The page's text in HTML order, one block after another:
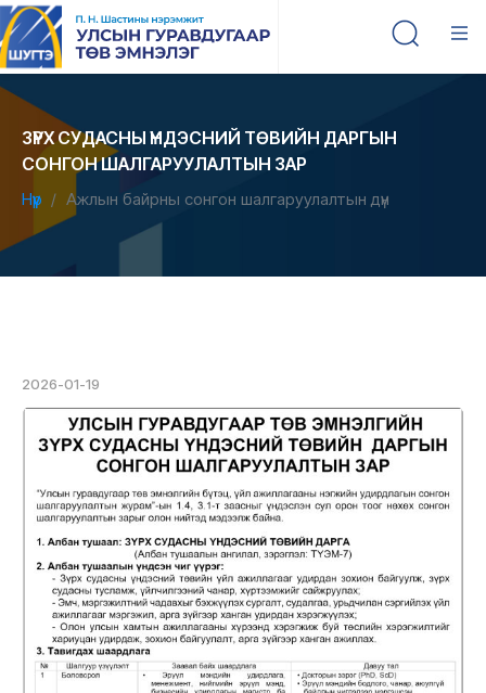
ЗҮРХ СУДАСНЫ ҮНДЭСНИЙ ТӨВИЙН ДАРГЫН
СОНГОН ШАЛГАРУУЛАЛТЫН ЗАР
Нүүр Ажлын байрны сонгон шалгаруулалтын дүн
2026-01-19